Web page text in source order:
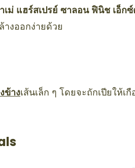
เม่ แฮร์สเปรย์ ซาลอน ฟินิช เอ็ก
งออกง่ายด้วย
ข้างเส้นเล็ก ๆ โดยจะถักเปียให้เ